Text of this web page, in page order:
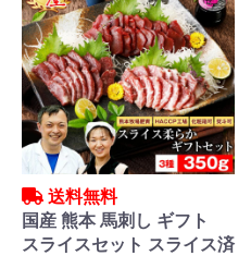
送料無料
国産 熊本 馬刺し ギフト
スライスセット スライス済